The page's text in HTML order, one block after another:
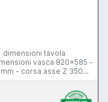
dimensioni tavola
vasca 820x585 -
- corsa asse Z 350
asse C - cambio lettrodo
min - peso